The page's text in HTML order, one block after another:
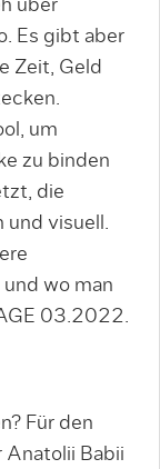
über
Es gibt aber
Zeit, Geld
um
zu binden
die
und visuell.
wo man
03.2022.
Für den
Anatolii Babii